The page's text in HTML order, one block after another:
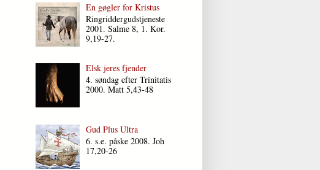
En gøgler for Kristus
Ringriddergudstjeneste
2001. Salme 8, 1. Kor.
9,19-27.
Elsk jeres fjender
4. søndag efter Trinitatis
2000. Matt 5,43-48
Gud Plus Ultra
6. s.e. påske 2008. Joh
17,20-26